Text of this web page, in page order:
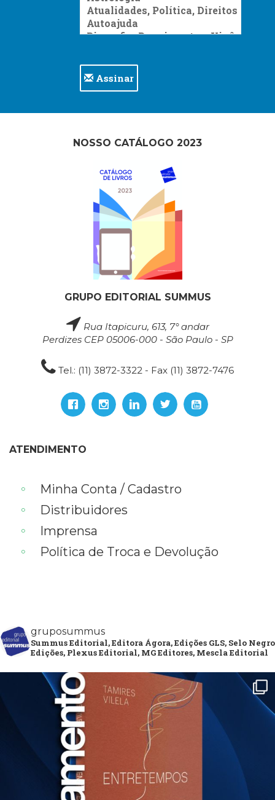
Assinar
NOSSO CATÁLOGO 2023
GRUPO EDITORIAL SUMMUS
Rua Itapicuru, 613, 7° andar
Perdizes CEP 05006-000 - São Paulo - SP
Tel.: (11) 3872-3322 - Fax (11) 3872-7476
ATENDIMENTO
Minha Conta / Cadastro
Distribuidores
Imprensa
Política de Troca e Devolução
gruposummus
Summus Editorial, Editora Ágora, Edições GLS, Selo Negro
Edições, Plexus Editorial, MG Editores, Mescla Editorial